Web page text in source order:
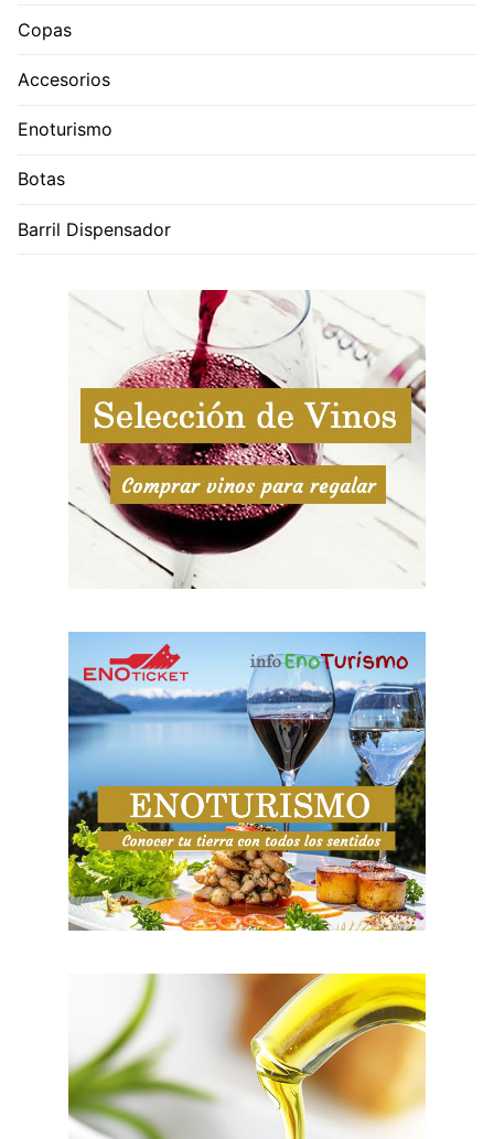
Copas
Accesorios
Enoturismo
Botas
Barril Dispensador